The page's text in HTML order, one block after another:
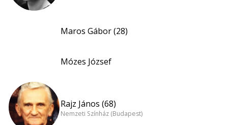
Maros Gábor (28)
Mózes József
Rajz János (68)
Nemzeti Színház (Budapest)